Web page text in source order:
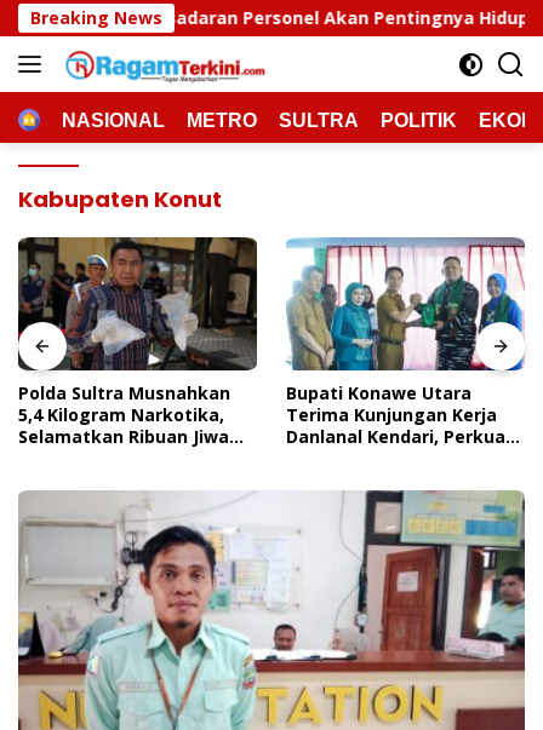
Langsung
ke
konten
Breaking News
Personel Akan Pentingnya Hidup Sehat Polda
HOMENASIONAL METRO SULTRA POLITIK
Kabupaten Konut
Polda Sultra Musnahkan
5,4 Kilogram Narkotika,
Selamatkan Ribuan Jiwa
Bupati Konawe Utara
Terima Kunjungan Kerja
Danlanal Kendari, Perkuat